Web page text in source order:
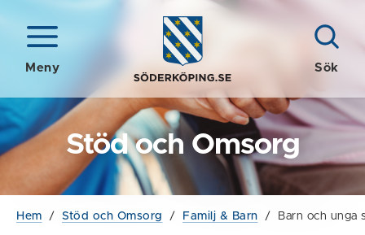
Meny Sök
Stöd och Omsorg
Hem / Stöd och Omsorg / Familj & Barn / Barn och unga